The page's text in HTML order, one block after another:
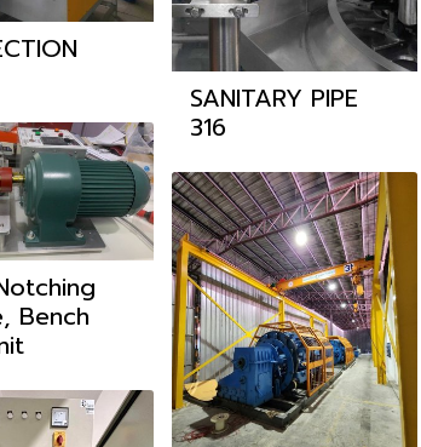
SANITARY PIPE
316
Bench